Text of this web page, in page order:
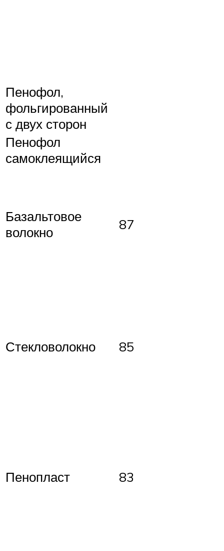
Пенофол,
фольгированный
с двух сторон
Пенофол
самоклеящийся
Базальтовое
волокно
87
Стекловолокно 85
Пенопласт 83